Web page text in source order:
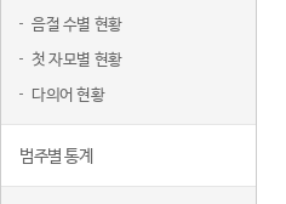
음절 수별 현황
첫 자모별 현황
다의어 현황
범주별 통계